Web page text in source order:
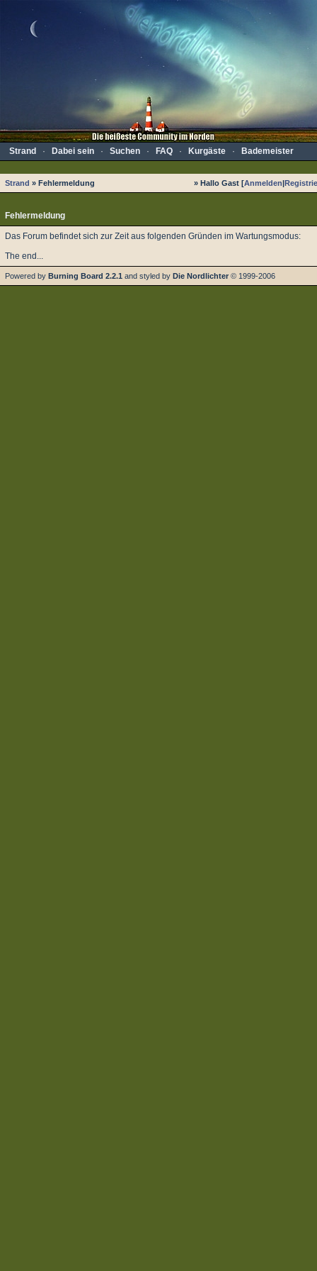
Strand · Dabei sein· Suchen· FAQ· Kurgäste· Bademeister
Strand » Fehlermeldung » Hallo Gast [Anmelden|
Fehlermeldung
Das Forum befindet sich zur Zeit aus folgenden Gründen im Wartungsmodus:
The end...
Powered by Burning Board 2.2.1 and styled by Die Nordlichter © 1999-2006